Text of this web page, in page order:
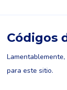
Códigos
para este sitio.